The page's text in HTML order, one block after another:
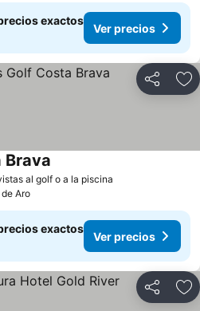
exactos
Ver precios
Compartir
al golf o a la piscina
Brava
Aro
exactos
Ver precios
Compartir